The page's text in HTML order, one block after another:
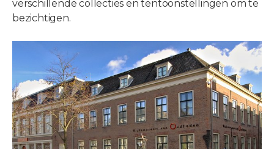
verschillende collecties en tentoonstellingen om te
bezichtigen.